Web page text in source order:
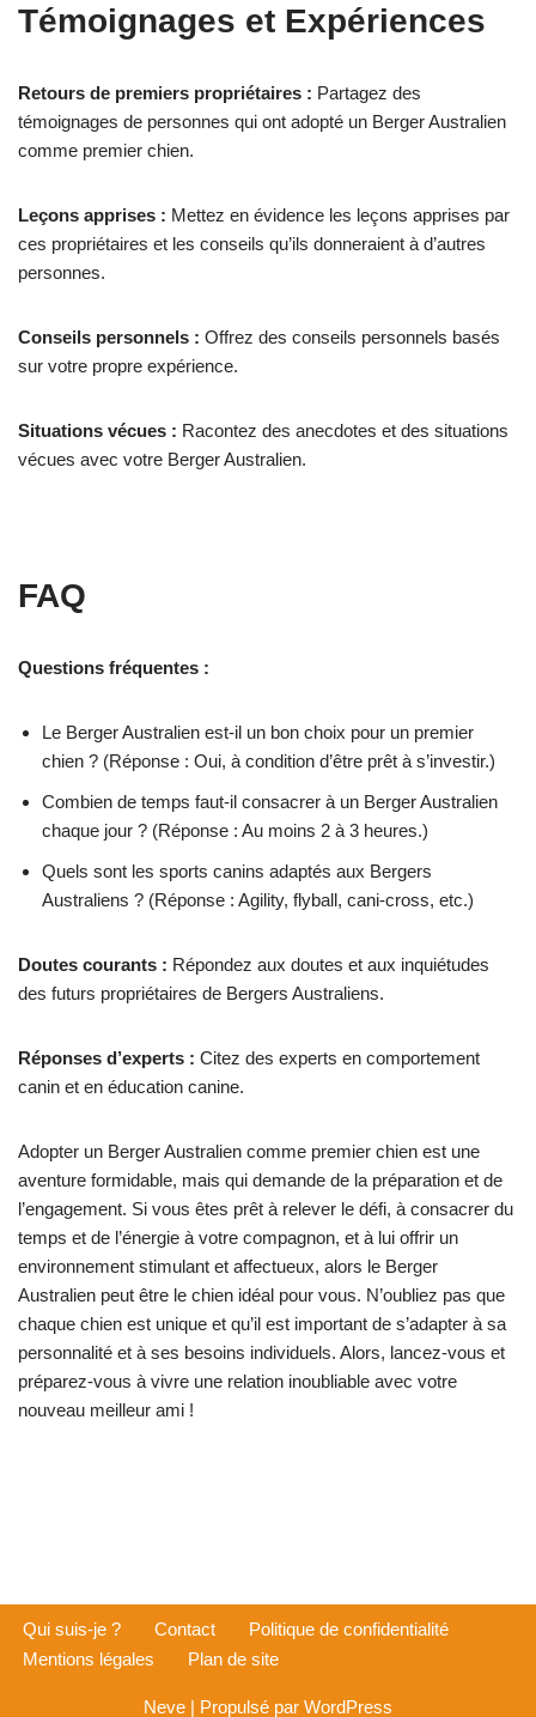
Témoignages et Expériences
Retours de premiers propriétaires : Partagez des
témoignages de personnes qui ont adopté un Berger Australien
comme premier chien.
Leçons apprises : Mettez en évidence les leçons apprises par
ces propriétaires et les conseils qu’ils donneraient à d’autres
personnes.
Conseils personnels : Offrez des conseils personnels basés
sur votre propre expérience.
Situations vécues : Racontez des anecdotes et des situations
vécues avec votre Berger Australien.
FAQ
Questions fréquentes :
Le Berger Australien est-il un bon choix pour un premier
chien ? (Réponse : Oui, à condition d’être prêt à s’investir.)
Combien de temps faut-il consacrer à un Berger Australien
chaque jour ? (Réponse : Au moins 2 à 3 heures.)
Quels sont les sports canins adaptés aux Bergers
Australiens ? (Réponse : Agility, flyball, cani-cross, etc.)
Doutes courants : Répondez aux doutes et aux inquiétudes
des futurs propriétaires de Bergers Australiens.
Réponses d’experts : Citez des experts en comportement
canin et en éducation canine.
Adopter un Berger Australien comme premier chien est une
aventure formidable, mais qui demande de la préparation et de
l’engagement. Si vous êtes prêt à relever le défi, à consacrer du
temps et de l’énergie à votre compagnon, et à lui offrir un
environnement stimulant et affectueux, alors le Berger
Australien peut être le chien idéal pour vous. N’oubliez pas que
chaque chien est unique et qu’il est important de s’adapter à sa
personnalité et à ses besoins individuels. Alors, lancez-vous et
préparez-vous à vivre une relation inoubliable avec votre
nouveau meilleur ami !
Qui suis-je ? Contact
Politique de confidentialité
Mentions légales
Plan de site
Neve | Propulsé par WordPress